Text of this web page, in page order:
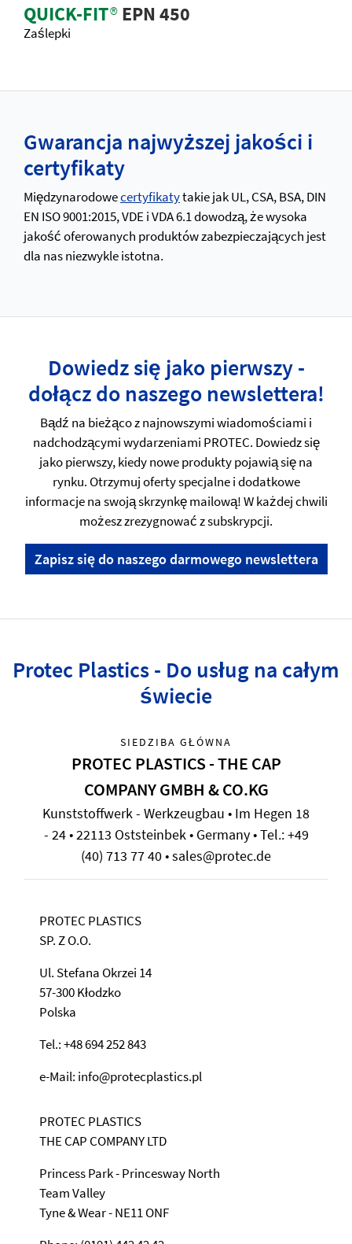
QUICK-FIT®EPN 450
Zaślepki
Gwarancja najwyższej jakości i
certyfikaty
Międzynarodowecertyfikatytakie jak UL, CSA, BSA, DIN
EN ISO 9001:2015, VDE i VDA 6.1 dowodzą, że wysoka
jakość oferowanych produktów zabezpieczających jest
dla nas niezwykle istotna.
Dowiedz się jako pierwszy -
dołącz do naszego newslettera!
Bądź na bieżąco z najnowszymi wiadomościami i
nadchodzącymi wydarzeniami PROTEC. Dowiedz się
jako pierwszy, kiedy nowe produkty pojawią się na
rynku. Otrzymuj oferty specjalne i dodatkowe
informacje na swoją skrzynkę mailową! W każdej chwili
możesz zrezygnować z subskrypcji.
Zapisz się do naszego darmowego newslettera
Protec Plastics - Do usług na całym
świecie
SIEDZIBA GŁÓWNA
PROTEC PLASTICS - THE CAP
COMPANY GMBH & CO.KG
Kunststoffwerk - Werkzeugbau • Im Hegen 18
- 24 • 22113 Oststeinbek • Germany • Tel.: +49
(40) 713 77 40 • sales@protec.de
PROTEC PLASTICS
SP. Z O.O.
Ul. Stefana Okrzei 14
57-300 Kłodzko
Polska
Tel.: +48 694 252 843
e-Mail: info@protecplastics.pl
PROTEC PLASTICS
THE CAP COMPANY LTD
Princess Park - Princesway North
Team Valley
Tyne & Wear - NE11 ONF